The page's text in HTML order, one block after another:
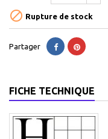
 Rupture de stock
Partager
FICHE TECHNIQUE